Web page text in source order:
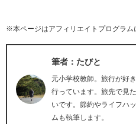
※本ページはアフィリエイトプログラム
筆者：たびと
元小学校教師。旅行が好
行っています。旅先で見
いです。節約やライフハ
ムも執筆します。